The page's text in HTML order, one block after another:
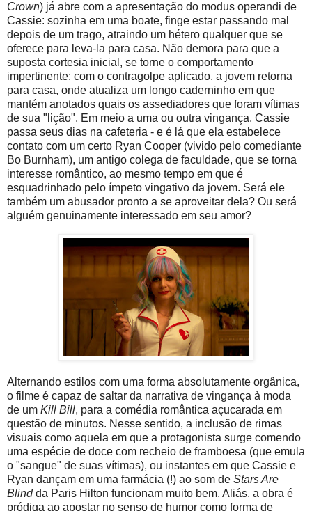
Crown) já abre com a apresentação do modus operandi de
Cassie: sozinha em uma boate, finge estar passando mal
depois de um trago, atraindo um hétero qualquer que se
oferece para leva-la para casa. Não demora para que a
suposta cortesia inicial, se torne o comportamento
impertinente: com o contragolpe aplicado, a jovem retorna
para casa, onde atualiza um longo caderninho em que
mantém anotados quais os assediadores que foram vítimas
de sua "lição". Em meio a uma ou outra vingança, Cassie
passa seus dias na cafeteria - e é lá que ela estabelece
contato com um certo Ryan Cooper (vivido pelo comediante
Bo Burnham), um antigo colega de faculdade, que se torna
interesse romântico, ao mesmo tempo em que é
esquadrinhado pelo ímpeto vingativo da jovem. Será ele
também um abusador pronto a se aproveitar dela? Ou será
alguém genuinamente interessado em seu amor?
Alternando estilos com uma forma absolutamente orgânica,
o filme é capaz de saltar da narrativa de vingança à moda
de um Kill Bill, para a comédia romântica açucarada em
questão de minutos. Nesse sentido, a inclusão de rimas
visuais como aquela em que a protagonista surge comendo
uma espécie de doce com recheio de framboesa (que emula
o "sangue" de suas vítimas), ou instantes em que Cassie e
Ryan dançam em uma farmácia (!) ao som de Stars Are
Blindda Paris Hilton funcionam muito bem. Aliás, a obra é
pródiga ao apostar no senso de humor como forma de